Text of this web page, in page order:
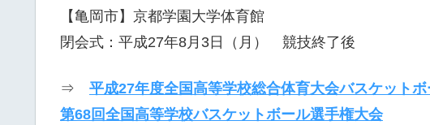
【亀岡市】京都学園大学体育館
閉会式：平成27年8月3日（月） 競技終了後
⇒ 平成27年度全国高等学校総合体育大会バスケット
第68回全国高等学校バスケットボール選手権大会